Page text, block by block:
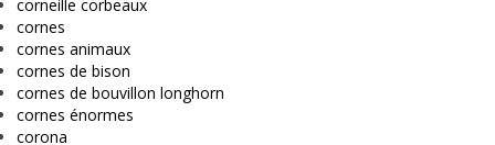
corneille corbeaux
cornes
cornes animaux
cornes de bison
cornes de bouvillon longhorn
cornes énormes
corona